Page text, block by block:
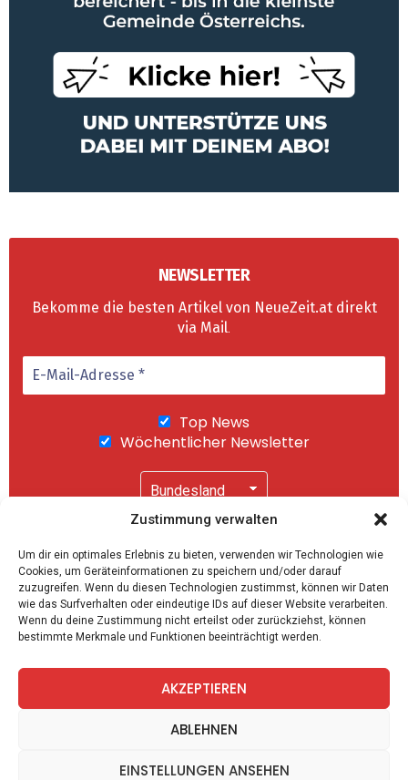
Zustimmung verwalten
Um dir ein optimales Erlebnis zu bieten, verwenden wir Technologien wie
Cookies, um Geräteinformationen zu speichern und/oder darauf
zuzugreifen. Wenn du diesen Technologien zustimmst, können wir Daten
wie das Surfverhalten oder eindeutige IDs auf dieser Website verarbeiten.
Wenn du deine Zustimmung nicht erteilst oder zurückziehst, können
bestimmte Merkmale und Funktionen beeinträchtigt werden.
AKZEPTIEREN
ABLEHNEN
EINSTELLUNGEN ANSEHEN
NEWSLETTER
Bekomme die besten Artikel von NeueZeit.at direkt
via Mail.
Top News
Wöchentlicher Newsletter
"Abonnieren" akzeptierst Du unsere
Datenschutzerklärung.
twitter